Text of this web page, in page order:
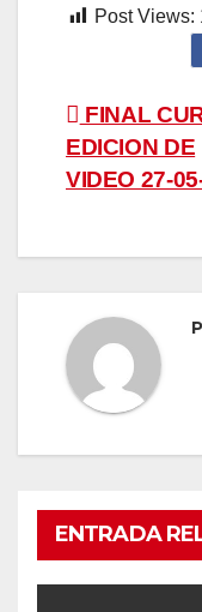
Post Views:
de
FINAL
EDICION DE
VIDEO 27-
ENTRADA